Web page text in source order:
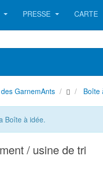
PRESSE CARTE
GarnemAnts Boîte
Boîte à idée.
/ usine de tri